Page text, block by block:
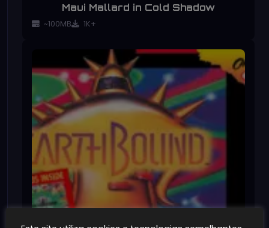
Maui Mallard in Cold Shadow
~100MB 1K+